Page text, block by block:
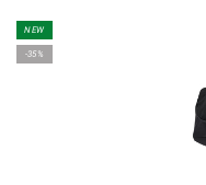
NEW
-35%